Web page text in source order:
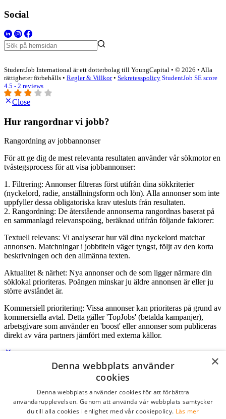
Social
StudentJob International är ett dotterbolag till YoungCapital • © 2026 • Alla
rättigheter förbehålls • Regler & Villkor• Sekretesspolicy StudentJob SE score
4.5 - 2 reviews
Close
Hur rangordnar vi jobb?
Rangordning av jobbannonser
För att ge dig de mest relevanta resultaten använder vår sökmotor en
tvåstegsprocess för att visa jobbannonser:
1. Filtrering: Annonser filtreras först utifrån dina sökkriterier
(nyckelord, radie, anställningsform och lön). Alla annonser som inte
uppfyller dessa obligatoriska krav utesluts från resultaten.
2. Rangordning: De återstående annonserna rangordnas baserat på
en sammanlagd relevanspoäng, beräknad utifrån följande faktorer:
Textuell relevans: Vi analyserar hur väl dina nyckelord matchar
annonsen. Matchningar i jobbtiteln väger tyngst, följt av den korta
beskrivningen och den allmänna texten.
Aktualitet & närhet: Nya annonser och de som ligger närmare din
söklokal prioriteras. Poängen minskar ju äldre annonsen är eller ju
större avståndet är.
Kommersiell prioritering: Vissa annonser kan prioriteras på grund av
kommersiella avtal. Detta gäller 'TopJobs' (betalda kampanjer),
arbetsgivare som använder en 'boost' eller annonser som publiceras
direkt av våra partners jämfört med externa källor.
Lösenord
×
Denna webbplats använder
cookies
Denna webbplats använder cookies för att förbättra
användarupplevelsen. Genom att använda vår webbplats samtycker
du till alla cookies i enlighet med vår cookiepolicy. Läs mer